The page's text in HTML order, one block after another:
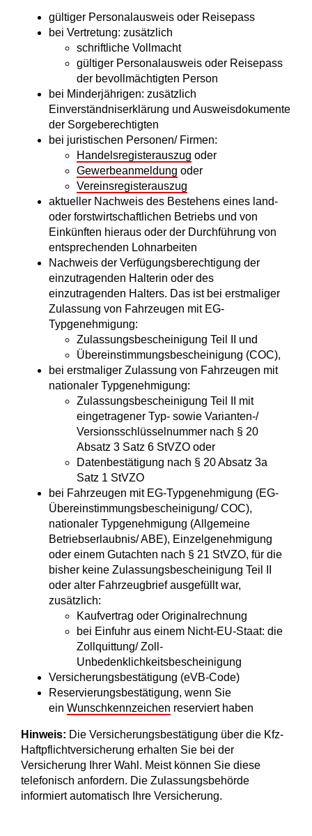
gültiger Personalausweis oder Reisepass
bei Vertretung: zusätzlich
schriftliche Vollmacht
gültiger Personalausweis oder Reisepass
der bevollmächtigten Person
bei Minderjährigen: zusätzlich
Einverständniserklärung und Ausweisdokumente
der Sorgeberechtigten
bei juristischen Personen/ Firmen:
Handelsregisterauszug oder
Gewerbeanmeldung oder
Vereinsregisterauszug
aktueller Nachweis des Bestehens eines land-
oder forstwirtschaftlichen Betriebs und von
Einkünften hieraus oder der Durchführung von
entsprechenden Lohnarbeiten
Nachweis der Verfügungsberechtigung der
einzutragenden Halterin oder des
einzutragenden Halters. Das ist bei erstmaliger
Zulassung von Fahrzeugen mit EG-
Typgenehmigung:
Zulassungsbescheinigung Teil II und
Übereinstimmungsbescheinigung (COC),
bei erstmaliger Zulassung von Fahrzeugen mit
nationaler Typgenehmigung:
Zulassungsbescheinigung Teil II mit
eingetragener Typ- sowie Varianten-/
Versionsschlüsselnummer nach § 20
Absatz 3 Satz 6 StVZO oder
Datenbestätigung nach § 20 Absatz 3a
Satz 1 StVZO
bei Fahrzeugen mit EG-Typgenehmigung (EG-
Übereinstimmungsbescheinigung/ COC),
nationaler Typgenehmigung (Allgemeine
Betriebserlaubnis/ ABE), Einzelgenehmigung
oder einem Gutachten nach § 21 StVZO, für die
bisher keine Zulassungsbescheinigung Teil II
oder alter Fahrzeugbrief ausgefüllt war,
zusätzlich:
Kaufvertrag oder Originalrechnung
bei Einfuhr aus einem Nicht-EU-Staat: die
Zollquittung/ Zoll-
Unbedenklichkeitsbescheinigung
Versicherungsbestätigung (eVB-Code)
Reservierungsbestätigung, wenn Sie
ein Wunschkennzeichen reserviert haben
Hinweis: Die Versicherungsbestätigung über die Kfz-
Haftpflichtversicherung erhalten Sie bei der
Versicherung Ihrer Wahl. Meist können Sie diese
telefonisch anfordern. Die Zulassungsbehörde
informiert automatisch Ihre Versicherung.